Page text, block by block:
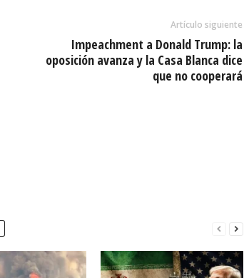
Artículo siguiente
Impeachment a Donald Trump: la
oposición avanza y la Casa Blanca dice
que no cooperará